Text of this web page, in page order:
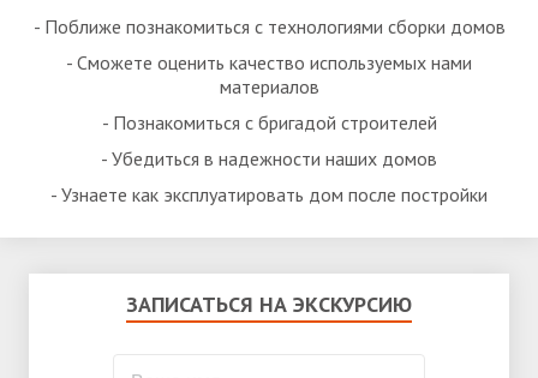
- Поближе познакомиться с технологиями сборки домов
- Сможете оценить качество используемых нами
материалов
- Познакомиться с бригадой строителей
- Убедиться в надежности наших домов
- Узнаете как эксплуатировать дом после постройки
ЗАПИСАТЬСЯ НА ЭКСКУРСИЮ